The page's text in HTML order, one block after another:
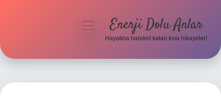
menüyüEnerji Dolu Anlar
Hayatına hareket katan kısa hikayeler!